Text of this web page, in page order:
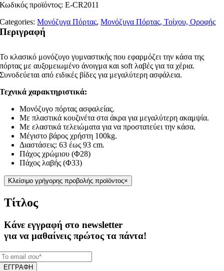
Κωδικός προϊόντος:E-CR2011
Categories:Μονόζυγα Πόρτας,Μονόζυγα Πόρτας, Τοίχου, Οροφής
Περιγραφή
Το κλασικό μονόζυγο γυμναστικής που εφαρμόζει την κάσα της
πόρτας με αυξομειωμένο άνοιγμα και soft λαβές για τα χέρια.
Συνοδεύεται από ειδικές βίδες για μεγαλύτερη ασφάλεια.
Τεχνικά χαρακτηριστικά:
Μονόζυγο πόρτας ασφαλείας.
Με πλαστικά κουζινέτα στα άκρα για μεγαλύτερη ακαμψία.
Με ελαστικά τελειώματα για να προστατεύει την κάσα.
Μέγιστο βάρος χρήστη 100kg.
Διαστάσεις: 63 έως 93 cm.
Πάχος χρώμιου (Φ28)
Πάχος λαβής (Φ33)
Κλείσιμο γρήγορης προβολής προϊόντος×
Τίτλος
Κάνε εγγραφή στο newsletter
για να μαθαίνεις πρώτος τα πάντα!
ΕΓΓΡΑΦΗ